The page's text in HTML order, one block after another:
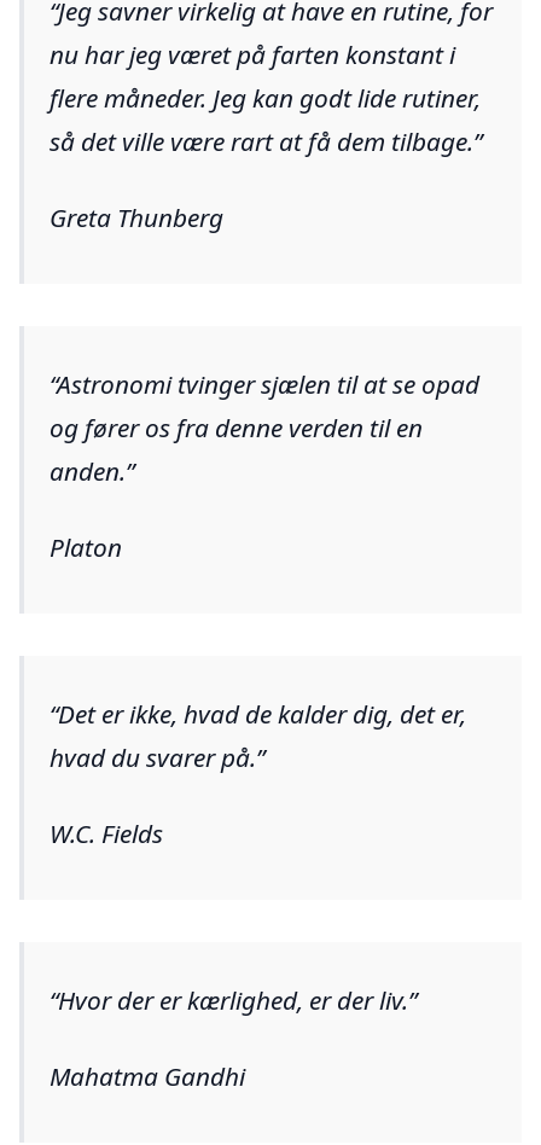
Jeg savner virkelig at have en rutine, for
nu har jeg været på farten konstant i
flere måneder. Jeg kan godt lide rutiner,
så det ville være rart at få dem tilbage.
Greta Thunberg
Astronomi tvinger sjælen til at se opad
og fører os fra denne verden til en
anden.
Platon
Det er ikke, hvad de kalder dig, det er,
hvad du svarer på.
W.C. Fields
Hvor der er kærlighed, er der liv.
Mahatma Gandhi